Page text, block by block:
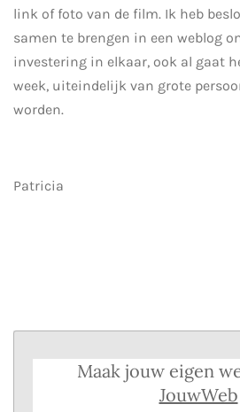
link of foto van de film. Ik heb
samen te brengen in een weblog
investering in elkaar, ook al gaat
week, uiteindelijk van grote
worden.
Patricia
Maak jouw eigen
JouwWeb